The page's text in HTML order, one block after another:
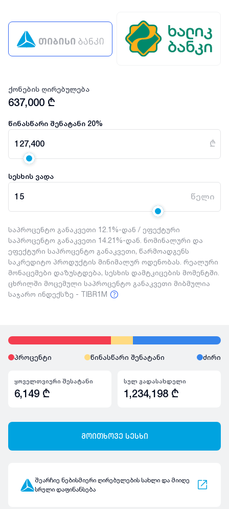
ქონების ღირებულება
637,000 ₾
წინასწარი შენატანი 20%
127,400 ₾
სესხის ვადა
15 წელი
საპროცენტო განაკვეთი 12.1%-დან / ეფექტური
საპროცენტო განაკვეთი 14.21%-დან. ნომინალური და
ეფექტური საპროცენტო განაკვეთი, წარმოადგენს
საკრედიტო პროდუქტის მინიმალურ ოდენობას. რეალური
მონაცემები დაზუსტდება, სესხის დამტკიცების მომენტში.
ცხრილში მოცემული საპროცენტო განაკვეთი მიბმულია
საჯარო ინდექსზე - TIBR1M
პროცენტი წინასწარი შენატანი ძირი
ყოველთვიური შესატანი
6,149 ₾
სულ გადასახდელი
1,234,198 ₾
მოითხოვე სესხი
შეარჩიე ნებისმიერი ღირებულების სახლი და მიიღე
სრული დაფინანსება